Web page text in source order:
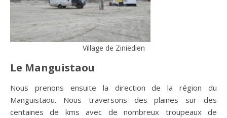
Village de Ziniedien
Le Manguistaou
Nous prenons ensuite la direction de la région du
Manguistaou. Nous traversons des plaines sur des
centaines de kms avec de nombreux troupeaux de